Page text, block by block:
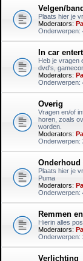
Velgen/
Plaats hier je
Moderators:
Onderwerpen:
In car
Heb je vragen
dvd's,
Moderators:
Onderwerpen:
Overig
Vragen en/of
horen, zoals
worden.
Moderators:
Onderwerpen:
Onderhoud
Plaats hier je
Puma
Moderators:
Onderwerpen:
Remmen
Hierin alles
Moderators:
Onderwerpen:
Verlichting